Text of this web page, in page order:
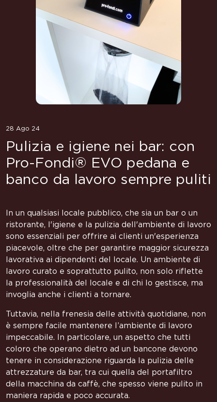
28 Ago 24
Pulizia e igiene nei bar: con
Pro-Fondi® EVO pedana e
banco da lavoro sempre puliti
In un qualsiasi locale pubblico, che sia un bar o un
ristorante, l'igiene e la pulizia dell'ambiente di lavoro
sono essenziali per offrire ai clienti un'esperienza
piacevole, oltre che per garantire maggior sicurezza
lavorativa ai dipendenti del locale. Un ambiente di
lavoro curato e soprattutto pulito, non solo riflette
la professionalità del locale e di chi lo gestisce, ma
invoglia anche i clienti a tornare.
Tuttavia, nella frenesia delle attività quotidiane, non
è sempre facile mantenere l’ambiente di lavoro
impeccabile. In particolare, un aspetto che tutti
coloro che operano dietro ad un bancone devono
tenere in considerazione riguarda la pulizia delle
attrezzature da bar, tra cui quella del portafiltro
della macchina da caffè, che spesso viene pulito in
maniera rapida e poco accurata.